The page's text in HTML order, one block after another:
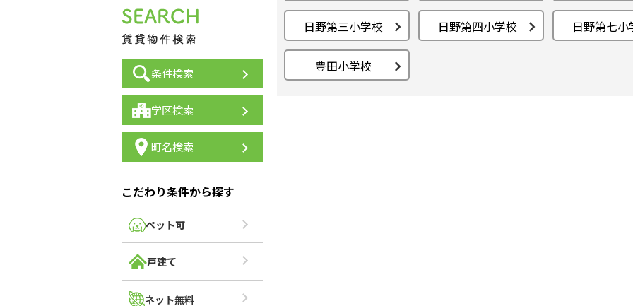
日野第三小学校 日野第四小学校 日野第七小
豊田小学校
条件検索
学区検索
町名検索
こだわり条件から探す
ペット可
戸建て
ネット無料